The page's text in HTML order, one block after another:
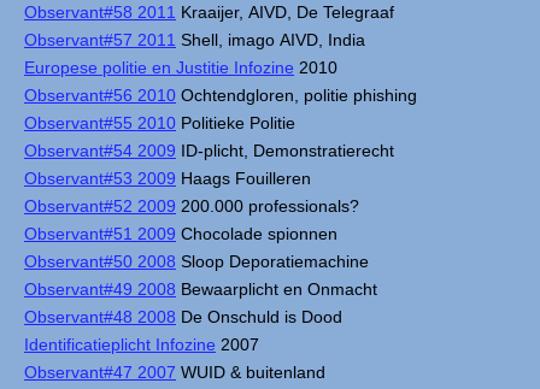
Observant#58 2011 Kraaijer, AIVD, De Telegraaf
Observant#57 2011 Shell, imago AIVD, India
Europese politie en Justitie Infozine 2010
Observant#56 2010 Ochtendgloren, politie phishing
Observant#55 2010 Politieke Politie
Observant#54 2009 ID-plicht, Demonstratierecht
Observant#53 2009 Haags Fouilleren
Observant#52 2009 200.000 professionals?
Observant#51 2009 Chocolade spionnen
Observant#50 2008 Sloop Deporatiemachine
Observant#49 2008 Bewaarplicht en Onmacht
Observant#48 2008 De Onschuld is Dood
Identificatieplicht Infozine 2007
Observant#47 2007 WUID & buitenland